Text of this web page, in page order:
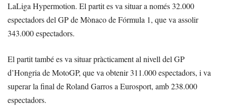
LaLiga Hypermotion. El partit es va situar a només 32.000
espectadors del GP de Mònaco de Fórmula 1, que va assolir
343.000 espectadors.
El partit també es va situar pràcticament al nivell del GP
d’Hongria de MotoGP, que va obtenir 311.000 espectadors, i va
superar la final de Roland Garros a Eurosport, amb 238.000
espectadors.